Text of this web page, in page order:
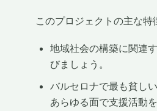
このプロジェクトの主な特
地域社会の構築に関連
びましょう。
バルセロナで最も貧し
あらゆる面で支援活動